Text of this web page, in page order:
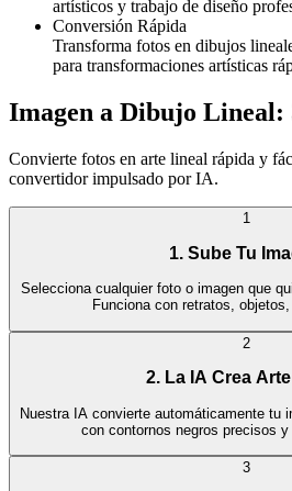
artísticos y trabajo de diseño
Conversión Rápida
Transforma fotos en dibujos
para transformaciones artísticas
Imagen a Dibujo Lineal:
Convierte fotos en arte lineal rápida y
convertidor impulsado por IA.
1
1. Sube Tu
Selecciona cualquier foto o imagen que
Funciona con retratos,
2
2. La IA Crea
Nuestra IA convierte automáticamente tu
con contornos negros precisos y
3